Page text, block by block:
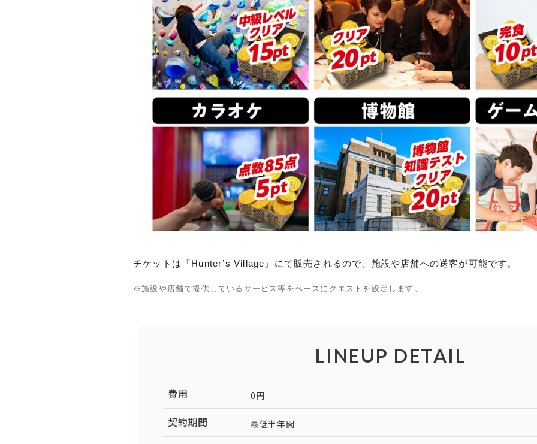
チケットは「Hunter’s Village」にて販売されるので、施設や店舗への送客が可能です。
※施設や店舗で提供しているサービス等をベースにクエストを設定します。
LINEUP DETAIL
費用 0円
契約期間 最低半年間